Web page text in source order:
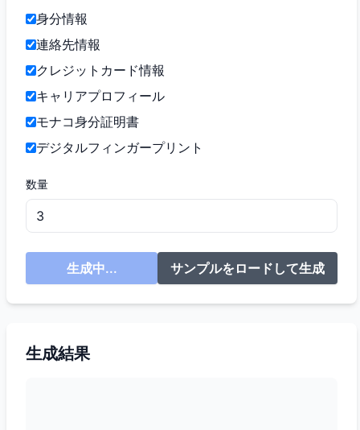
身分情報
連絡先情報
クレジットカード情報
キャリアプロフィール
モナコ身分証明書
デジタルフィンガープリント
数量
生成中... サンプルをロードして生成
生成結果